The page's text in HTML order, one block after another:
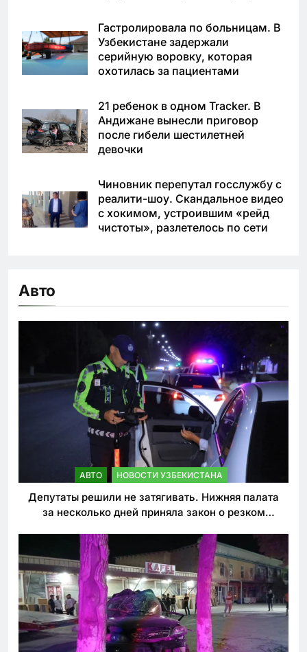
Гастролировала по больницам. В
Узбекистане задержали
серийную воровку, которая
охотилась за пациентами
21 ребенок в одном Tracker. В
Андижане вынесли приговор
после гибели шестилетней
девочки
Чиновник перепутал госслужбу с
реалити-шоу. Скандальное видео
с хокимом, устроившим «рейд
чистоты», разлетелось по сети
Авто
АВТО НОВОСТИ УЗБЕКИСТАНА
Депутаты решили не затягивать. Нижняя палата
за несколько дней приняла закон о резком